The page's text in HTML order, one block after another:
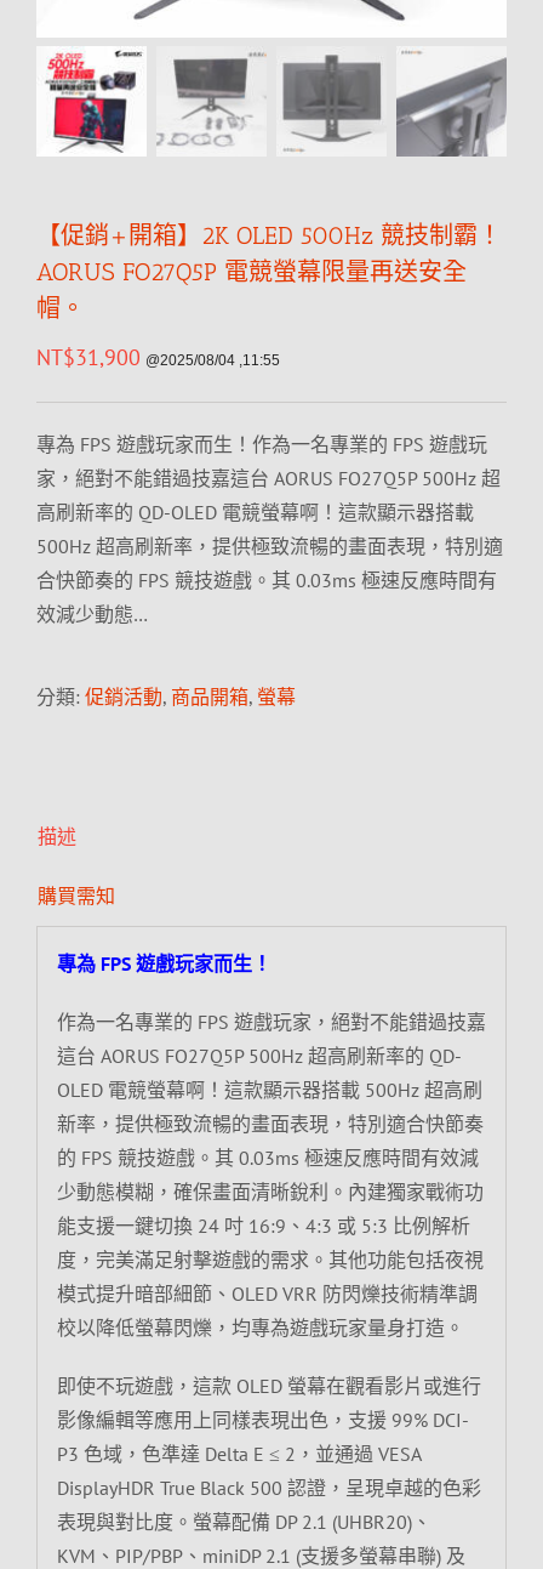
【促銷+開箱】2K OLED 500Hz 競技制霸！
AORUS FO27Q5P 電競螢幕限量再送安全
帽。
NT$31,900 @2025/08/04 ,11:55
專為 FPS 遊戲玩家而生！作為一名專業的 FPS 遊戲玩
家，絕對不能錯過技嘉這台 AORUS FO27Q5P 500Hz 超
高刷新率的 QD-OLED 電競螢幕啊！這款顯示器搭載
500Hz 超高刷新率，提供極致流暢的畫面表現，特別適
合快節奏的 FPS 競技遊戲。其 0.03ms 極速反應時間有
效減少動態…
分類: 促銷活動, 商品開箱, 螢幕
描述
購買需知
專為 FPS 遊戲玩家而生！
作為一名專業的 FPS 遊戲玩家，絕對不能錯過技嘉
這台 AORUS FO27Q5P 500Hz 超高刷新率的 QD-
OLED 電競螢幕啊！這款顯示器搭載 500Hz 超高刷
新率，提供極致流暢的畫面表現，特別適合快節奏
的 FPS 競技遊戲。其 0.03ms 極速反應時間有效減
少動態模糊，確保畫面清晰銳利。內建獨家戰術功
能支援一鍵切換 24 吋 16:9、4:3 或 5:3 比例解析
度，完美滿足射擊遊戲的需求。其他功能包括夜視
模式提升暗部細節、OLED VRR 防閃爍技術精準調
校以降低螢幕閃爍，均專為遊戲玩家量身打造。
即使不玩遊戲，這款 OLED 螢幕在觀看影片或進行
影像編輯等應用上同樣表現出色，支援 99% DCI-
P3 色域，色準達 Delta E ≤ 2，並通過 VESA
DisplayHDR True Black 500 認證，呈現卓越的色彩
表現與對比度。螢幕配備 DP 2.1 (UHBR20)、
KVM、PIP/PBP、miniDP 2.1 (支援多螢幕串聯) 及